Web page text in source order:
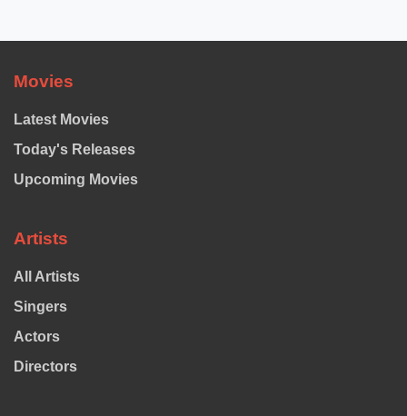
Movies
Latest Movies
Today's Releases
Upcoming Movies
Artists
All Artists
Singers
Actors
Directors